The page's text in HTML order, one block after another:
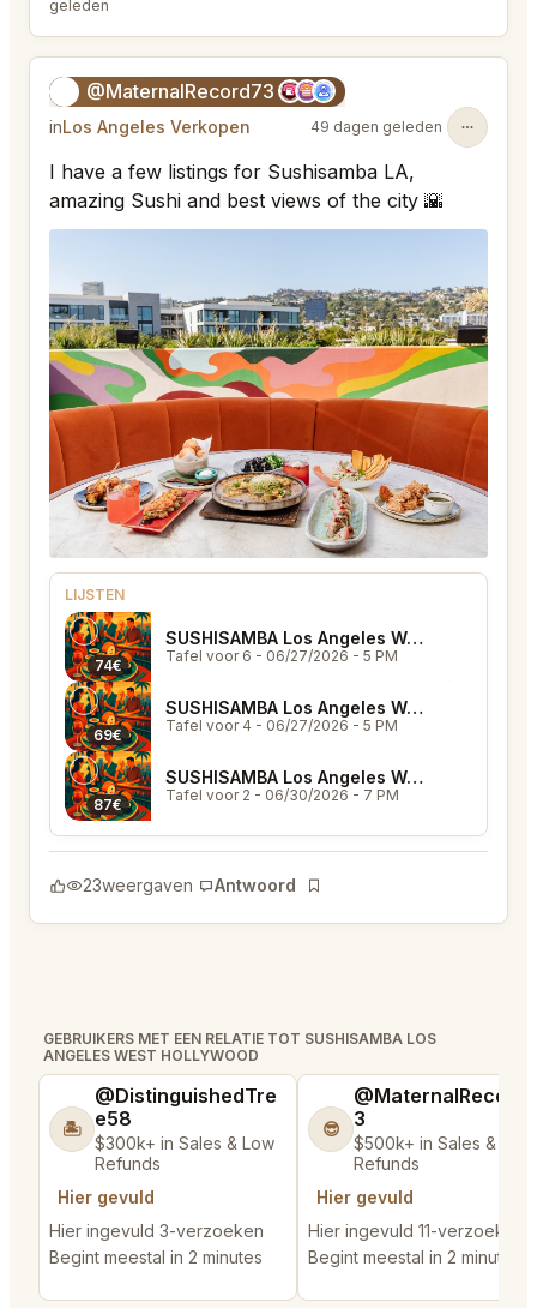
geleden
@MaternalRecord73
inLos Angeles Verkopen 49 dagen geleden
I have a few listings for Sushisamba LA,
amazing Sushi and best views of the city 🌇
LIJSTEN
74€
SUSHISAMBA Los Angeles West Hollywood
Tafel voor 6 - 06/27/2026 - 5 PM
69€
SUSHISAMBA Los Angeles West Hollywood
Tafel voor 4 - 06/27/2026 - 5 PM
87€
SUSHISAMBA Los Angeles West Hollywood
Tafel voor 2 - 06/30/2026 - 7 PM
23weergaven Antwoord
Bladwijzer
GEBRUIKERS MET EEN RELATIE TOT SUSHISAMBA LOS
ANGELES WEST HOLLYWOOD
🏝️
@DistinguishedTre
e58
$300k+ in Sales & Low
Refunds
Hier gevuld
Hier ingevuld 3-verzoeken
Begint meestal in 2 minutes
😎
3
$500k+ in Sales & Low
Refunds
Hier gevuld
Hier ingevuld 11-verzoeken
Begint meestal in 2 minutes